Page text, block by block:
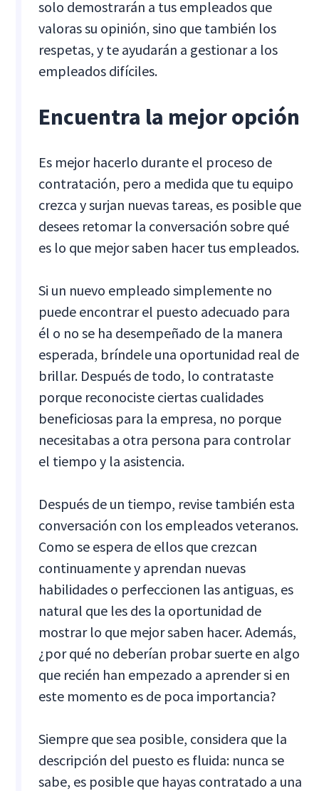
solo demostrarán a tus empleados que
valoras su opinión, sino que también los
respetas, y te ayudarán a gestionar a los
empleados difíciles.
Encuentra la mejor opción
Es mejor hacerlo durante el proceso de
contratación, pero a medida que tu equipo
crezca y surjan nuevas tareas, es posible que
desees retomar la conversación sobre qué
es lo que mejor saben hacer tus empleados.
Si un nuevo empleado simplemente no
puede encontrar el puesto adecuado para
él o no se ha desempeñado de la manera
esperada, bríndele una oportunidad real de
brillar. Después de todo, lo contrataste
porque reconociste ciertas cualidades
beneficiosas para la empresa, no porque
necesitabas a otra persona para controlar
el tiempo y la asistencia.
Después de un tiempo, revise también esta
conversación con los empleados veteranos.
Como se espera de ellos que crezcan
continuamente y aprendan nuevas
habilidades o perfeccionen las antiguas, es
natural que les des la oportunidad de
mostrar lo que mejor saben hacer. Además,
¿por qué no deberían probar suerte en algo
que recién han empezado a aprender si en
este momento es de poca importancia?
Siempre que sea posible, considera que la
descripción del puesto es fluida: nunca se
sabe, es posible que hayas contratado a una